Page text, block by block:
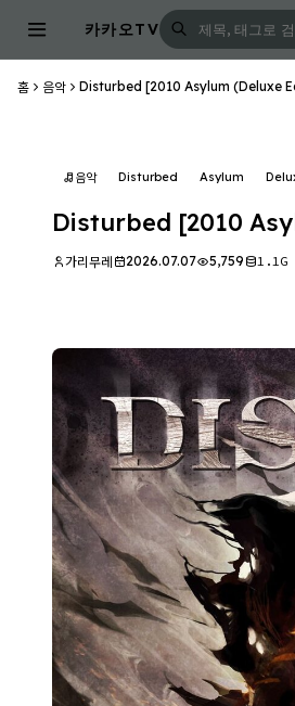
카카오TV
홈 음악 Disturbed [2010 Asylum (Deluxe
음악 Disturbed Asylum
Disturbed [2010
가리무레 2026.07.07 5,759 1.1G